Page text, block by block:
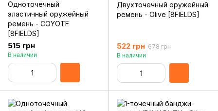
Одноточечный
эластичный оружейный
ремень - COYOTE
[8FIELDS]
515 грн
В наличии
Двухточечный оружейный
ремень - Olive [8FIELDS]
522 грн 678 грн
В наличии